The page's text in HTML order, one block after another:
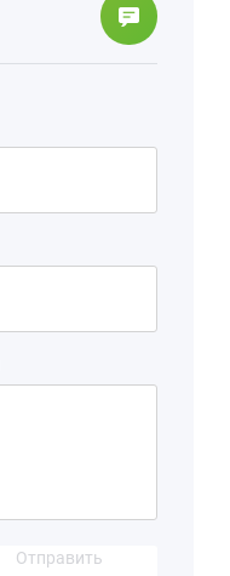
Отправить